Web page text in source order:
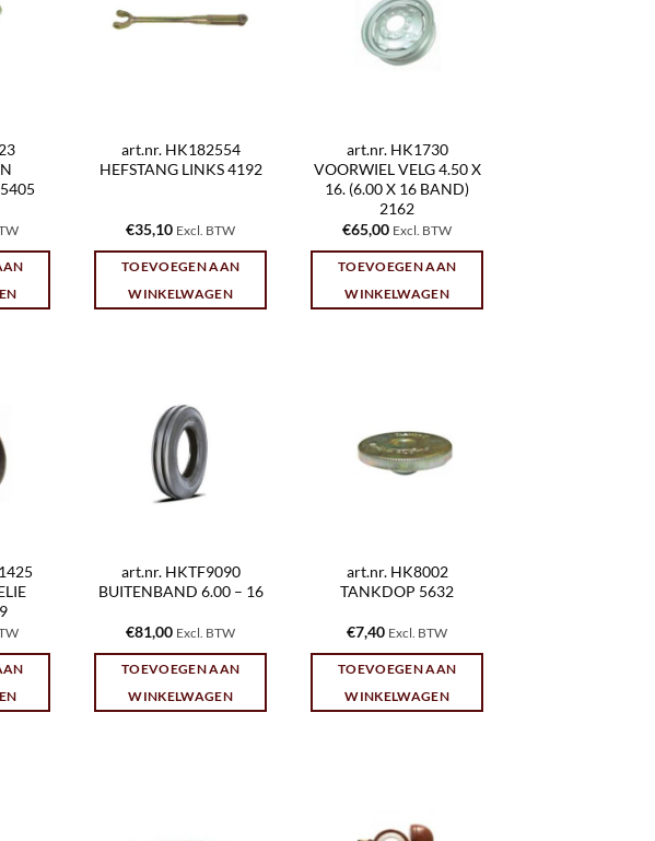
art.nr. HK182554
HEFSTANG LINKS 4192
€35,10 Excl. BTW
TOEVOEGEN AAN
WINKELWAGEN
art.nr. HK1730
VOORWIEL VELG 4.50 X
16. (6.00 X 16 BAND)
2162
€65,00 Excl. BTW
TOEVOEGEN AAN
WINKELWAGEN
art.nr. HKTF9090
BUITENBAND 6.00 – 16
€81,00 Excl. BTW
TOEVOEGEN AAN
WINKELWAGEN
art.nr. HK8002
TANKDOP 5632
€7,40 Excl. BTW
TOEVOEGEN AAN
WINKELWAGEN